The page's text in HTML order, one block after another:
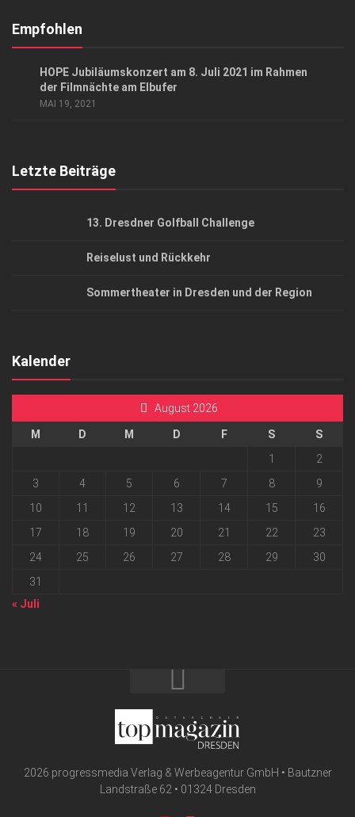
Kontakt, Impressum
Empfohlen
HOPE Jubiläumskonzert am 8. Juli 2021 im Rahmen
der Filmnächte am Elbufer
MAI 19, 2021
Letzte Beiträge
13. Dresdner Golfball Challenge
Reiselust und Rückkehr
Sommertheater in Dresden und der Region
Kalender
August 2026
M D M D F S
S
1
2
3
4 5 6 7 8
9
10
11 12 13 14 15
16
17
18 19 20 21 22
23
24
25 26 27 28 29
30
31
« Juli
2026 progressmedia Verlag & Werbeagentur GmbH • Bautzner
Landstraße 62 • 01324 Dresden